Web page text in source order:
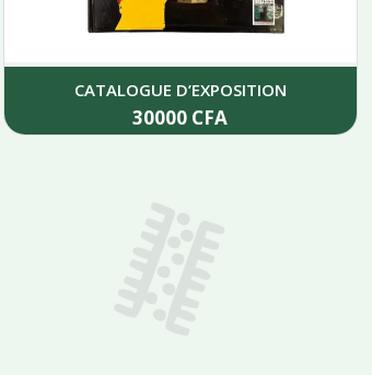
CATALOGUE D’EXPOSITION
30000 CFA